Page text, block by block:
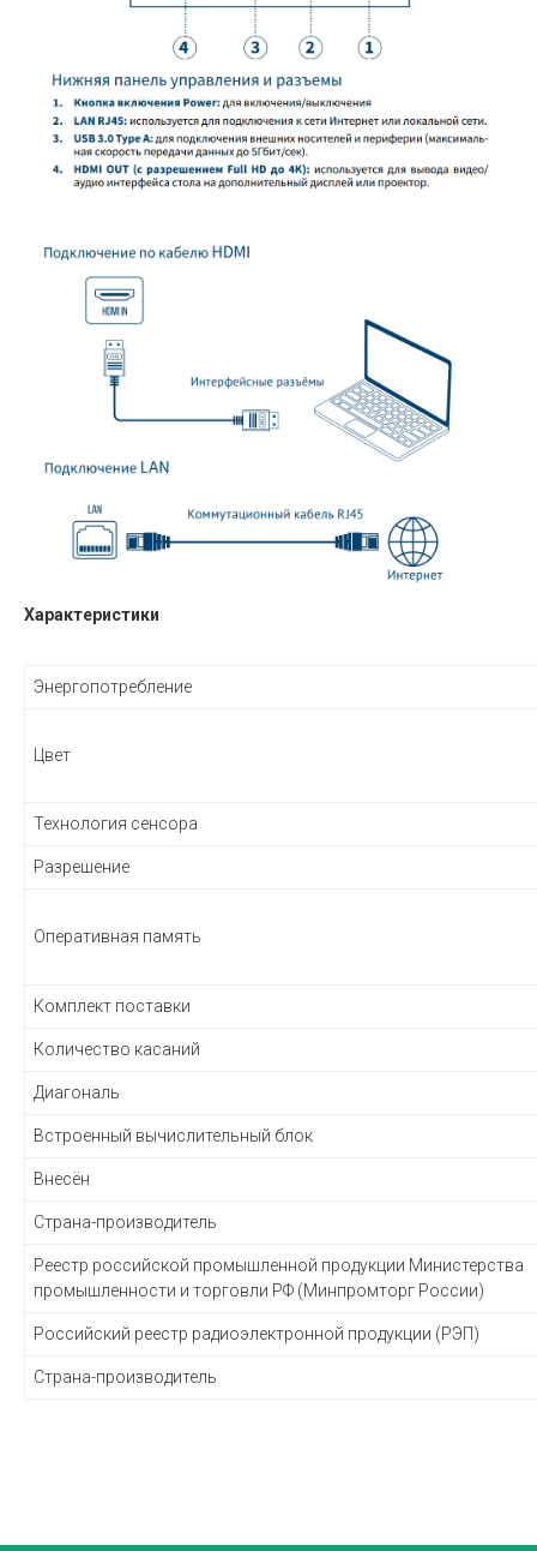
Характеристики
Энергопотребление
Цвет
Технология сенсора
Разрешение
Оперативная память
Комплект поставки
Количество касаний
Диагональ
Встроенный вычислительный блок
Внесён
Страна-производитель
Реестр российской промышленной продукции Министерства
промышленности и торговли РФ (Минпромторг России)
Российский реестр радиоэлектронной продукции (РЭП)
Страна-производитель